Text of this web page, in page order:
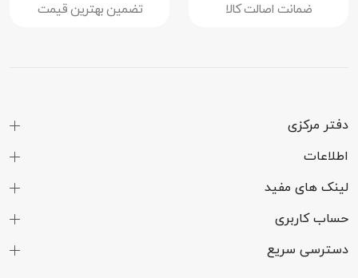
ضمانت اصالت کالا تضمین بهترین قیمت
دفتر مرکزی
اطلاعات
لینک های مفید
حساب کاربری
دسترسی سریع